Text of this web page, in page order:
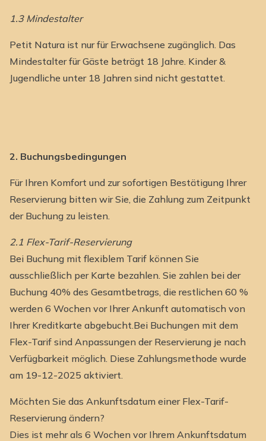
1.3 Mindestalter
Petit Natura ist nur für Erwachsene zugänglich. Das
Mindestalter für Gäste beträgt 18 Jahre. Kinder &
Jugendliche unter 18 Jahren sind nicht gestattet.
2. Buchungsbedingungen
Für Ihren Komfort und zur sofortigen Bestätigung Ihrer
Reservierung bitten wir Sie, die Zahlung zum Zeitpunkt
der Buchung zu leisten.
2.1 Flex-Tarif-Reservierung
Bei Buchung mit flexiblem Tarif können Sie
ausschließlich per Karte bezahlen. Sie zahlen bei der
Buchung 40% des Gesamtbetrags, die restlichen 60 %
werden 6 Wochen vor Ihrer Ankunft automatisch von
Ihrer Kreditkarte abgebucht.Bei Buchungen mit dem
Flex-Tarif sind Anpassungen der Reservierung je nach
Verfügbarkeit möglich. Diese Zahlungsmethode wurde
am 19-12-2025 aktiviert.
Möchten Sie das Ankunftsdatum einer Flex-Tarif-
Reservierung ändern?
Dies ist mehr als 6 Wochen vor Ihrem Ankunftsdatum